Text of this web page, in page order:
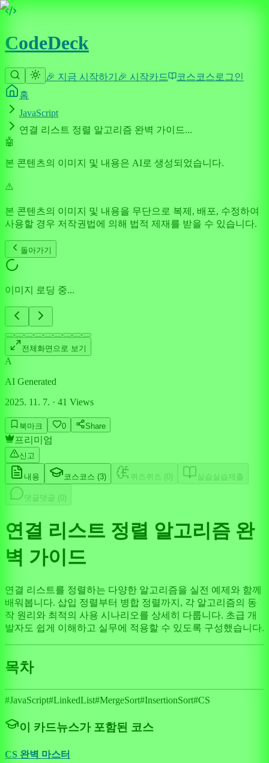
CodeDeck
🎉 지금 시작하기 🎉 시작카드 코스코스 로그인
홈
JavaScript
연결 리스트 정렬 알고리즘 완벽 가이드...
🤖
본 콘텐츠의 이미지 및 내용은 AI로 생성되었습니다.
⚠️
본 콘텐츠의 이미지 및 내용을 무단으로 복제, 배포, 수정하여
사용할 경우 저작권법에 의해 법적 제재를 받을 수 있습니다.
돌아가기
이미지 로딩 중...
전체화면으로 보기
A
AI Generated
2025. 11. 7. · 41 Views
북마크 0 Share
프리미엄
신고
내용 코스 코스 (3) 퀴즈 퀴즈 (0 ) 실습실습제출
댓글 댓글 (0 )
연결 리스트 정렬 알고리즘 완
벽 가이드
연결 리스트를 정렬하는 다양한 알고리즘을 실전 예제와 함께
배워봅니다. 삽입 정렬부터 병합 정렬까지, 각 알고리즘의 동
작 원리와 최적의 사용 시나리오를 상세히 다룹니다. 초급 개
발자도 쉽게 이해하고 실무에 적용할 수 있도록 구성했습니다.
목차
#JavaScript#LinkedList#MergeSort#InsertionSort#CS
이 카드뉴스가 포함된 코스
CS 완벽 마스터